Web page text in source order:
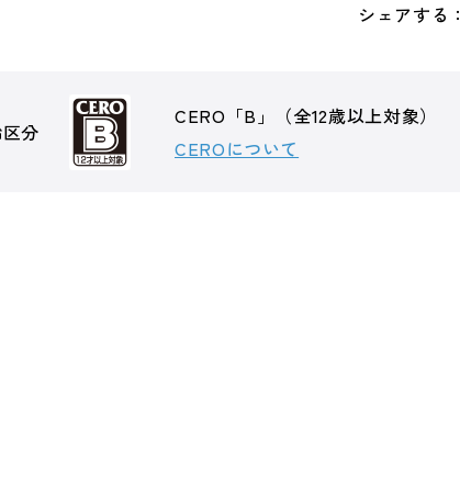
シェアする：
分
CERO「B」（全12歳以上対象）
CEROについて